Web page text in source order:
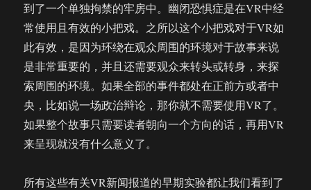
到了一个单独拘禁的牢房中。幽闭恐惧症是在VR中经
常使用且有效的小把戏。之所以这个小把戏对于VR如
此有效，是因为环绕在观众周围的环境对于故事来说
是非常重要的，并且还需要观众来转头或转身，来探
索周围的环境。如果全部的事件都处在正前方或者中
央，比如说一场政治辩论，那你就不需要使用VR了。
如果整个故事只需要读者朝向一个方向的话，再用VR
来呈现就没有什么意义了。
所有这些有关VR新闻报道的早期实验都让我们看到了